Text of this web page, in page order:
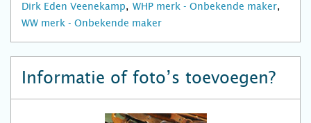
Dirk Eden Veenekamp
WHP merk - Onbekende maker
WW merk - Onbekende maker
Informatie of foto’s toevoegen?